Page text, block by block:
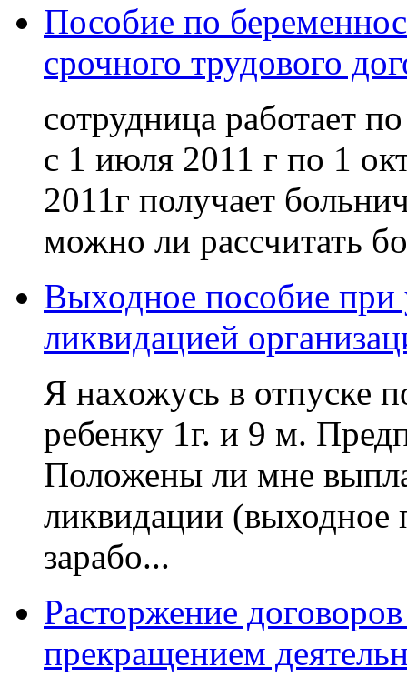
Пособие по
срочного трудового
сотрудница работает
с 1 июля 2011 г по 1
2011г получает
можно ли рассчитать
Выходное пособие при
ликвидацией
Я нахожусь в отпуске
ребенку 1г. и 9 м.
Положены ли мне
ликвидации (выходное
зарабо...
Расторжение
прекращением